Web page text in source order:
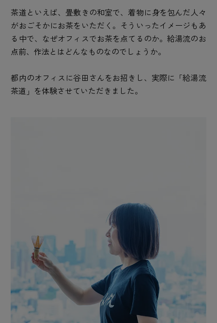
茶道といえば、畳敷きの和室で、着物に身を包んだ人々
がおごそかにお茶をいただく。そういったイメージもあ
る中で、なぜオフィスでお茶を点てるのか。給湯流のお
点前、作法とはどんなものなのでしょうか。
都内のオフィスに谷田さんをお招きし、実際に「給湯流
茶道」を体験させていただきました。